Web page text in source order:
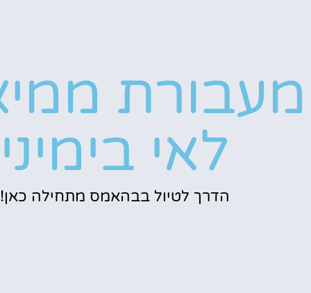
מעבורת
לאי בימיני
הדרך לטיול בבהאמס מתחילה כאן!